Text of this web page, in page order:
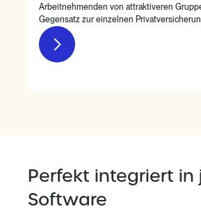
Arbeitnehmenden von attraktiveren
Gegensatz zur einzelnen
Perfekt integriert in
Software